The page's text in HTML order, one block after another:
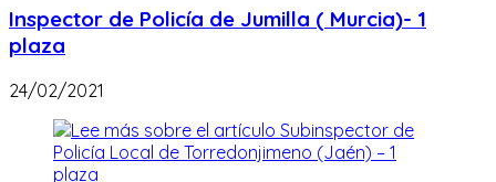
Inspector de Policía de Jumilla ( Murcia)- 1
plaza
24/02/2021